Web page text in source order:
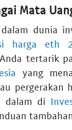
Mata
dunia
harga eth
tertarik
yang
pergerakan
dalam di